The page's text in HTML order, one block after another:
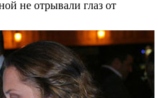
не отрывали глаз от